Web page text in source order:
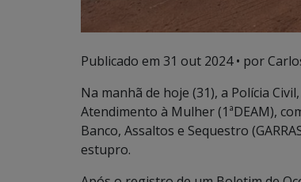
Publicado em 31 out 2024• por
Na manhã de hoje (31), a Polícia
Atendimento à Mulher (1ªDEAM),
Banco, Assaltos e Sequestro
estupro.